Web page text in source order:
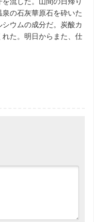
の石灰華原石を砕いた
ウムの成分だ。炭酸カ
た。明日からまた、仕